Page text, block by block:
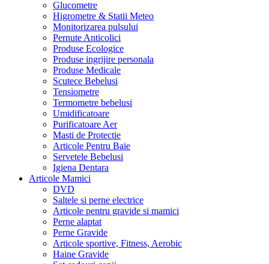
Glucometre
Higrometre & Statii Meteo
Monitorizarea pulsului
Pernute Anticolici
Produse Ecologice
Produse ingrijire personala
Produse Medicale
Scutece Bebelusi
Tensiometre
Termometre bebelusi
Umidificatoare
Purificatoare Aer
Masti de Protectie
Articole Pentru Baie
Servetele Bebelusi
Igiena Dentara
Articole Mamici
DVD
Saltele si perne electrice
Articole pentru gravide si mamici
Perne alaptat
Perne Gravide
Articole sportive, Fitness, Aerobic
Haine Gravide